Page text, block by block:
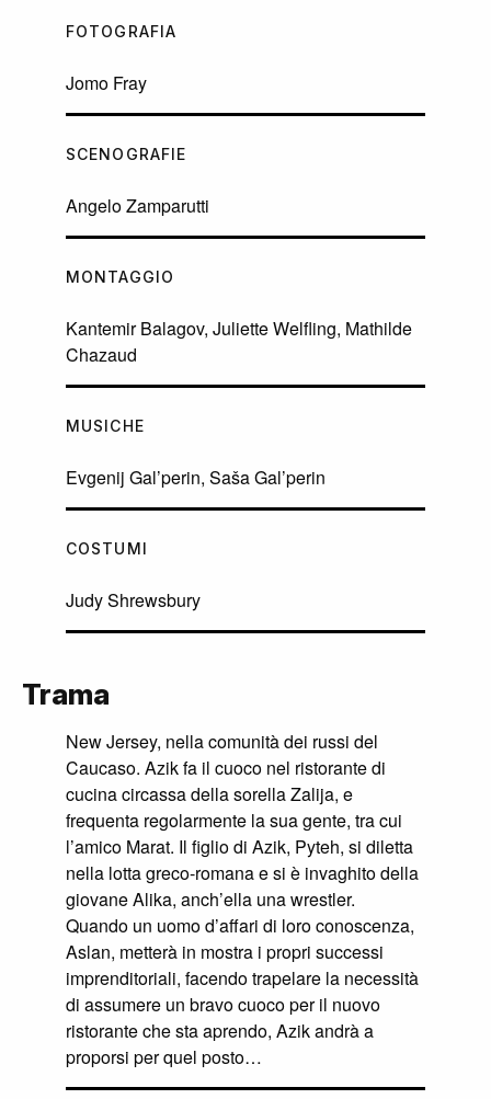
FOTOGRAFIA
Jomo Fray
SCENOGRAFIE
Angelo Zamparutti
MONTAGGIO
Kantemir Balagov, Juliette Welfling, Mathilde
Chazaud
MUSICHE
Evgenij Gal’perin, Saša Gal’perin
COSTUMI
Judy Shrewsbury
Trama
New Jersey, nella comunità dei russi del
Caucaso. Azik fa il cuoco nel ristorante di
cucina circassa della sorella Zalija, e
frequenta regolarmente la sua gente, tra cui
l’amico Marat. Il figlio di Azik, Pyteh, si diletta
nella lotta greco-romana e si è invaghito della
giovane Alika, anch’ella una wrestler.
Quando un uomo d’affari di loro conoscenza,
Aslan, metterà in mostra i propri successi
imprenditoriali, facendo trapelare la necessità
di assumere un bravo cuoco per il nuovo
ristorante che sta aprendo, Azik andrà a
proporsi per quel posto…